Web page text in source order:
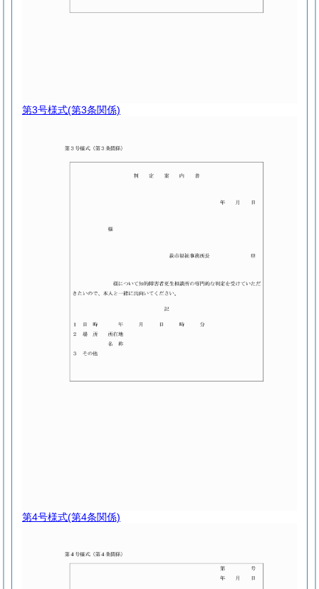
第3号様式(第3条関係)
第4号様式(第4条関係)